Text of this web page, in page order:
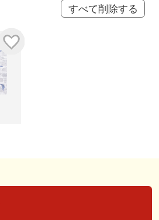
すべて削除する